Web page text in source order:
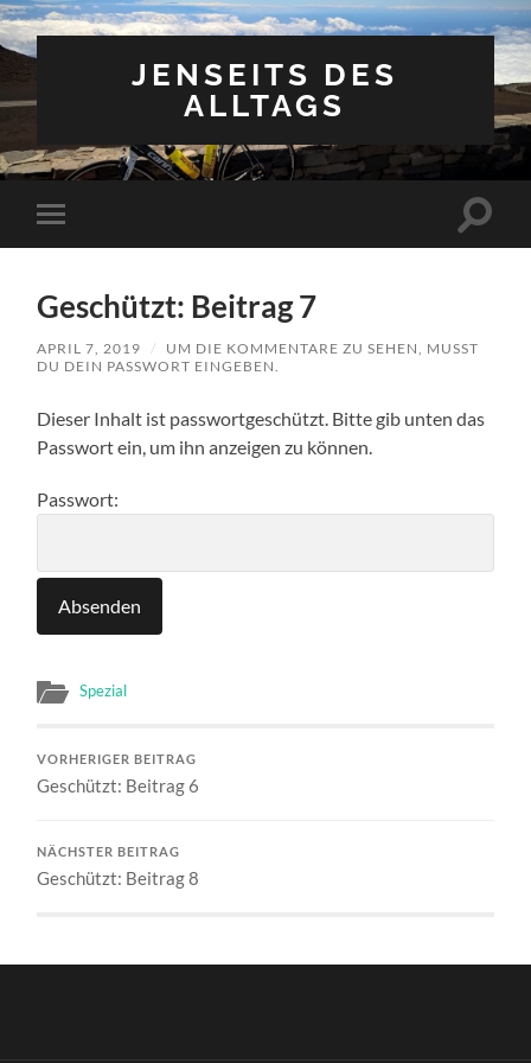
JENSEITS DES
ALLTAGS
Mobile-
Menü
Geschützt: Beitrag 7
APRIL 7, 2019 /
UM DIE KOMMENTARE ZU SEHEN, MUSST
DU DEIN PASSWORT EINGEBEN.
Dieser Inhalt ist passwortgeschützt. Bitte gib unten das
Passwort ein, um ihn anzeigen zu können.
Passwort:
Spezial
VORHERIGER BEITRAG
Geschützt: Beitrag 6
NÄCHSTER BEITRAG
Geschützt: Beitrag 8